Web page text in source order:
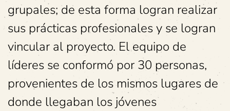
grupales; de esta forma logran realizar
sus prácticas profesionales y se logran
vincular al proyecto. El equipo de
líderes se conformó por 30 personas,
provenientes de los mismos lugares de
donde llegaban los jóvenes